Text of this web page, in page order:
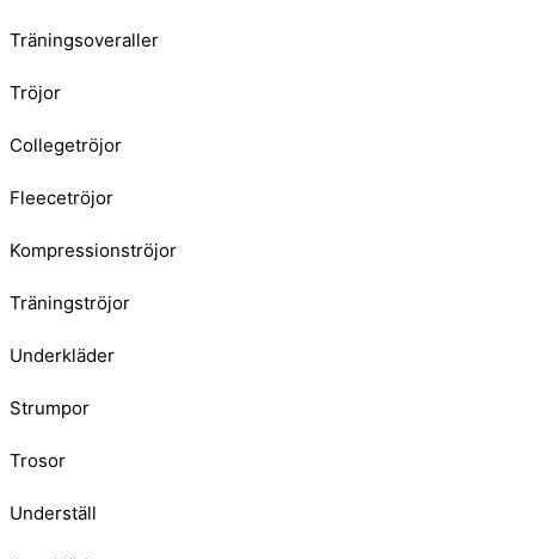
Träningsoveraller
Tröjor
Collegetröjor
Fleecetröjor
Kompressionströjor
Träningströjor
Underkläder
Strumpor
Trosor
Underställ